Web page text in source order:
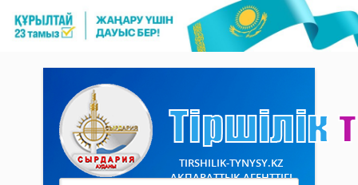
TIRSHILIK-TYNYSY.KZ
АҚПАРАТТЫҚ АГЕНТТІГІ